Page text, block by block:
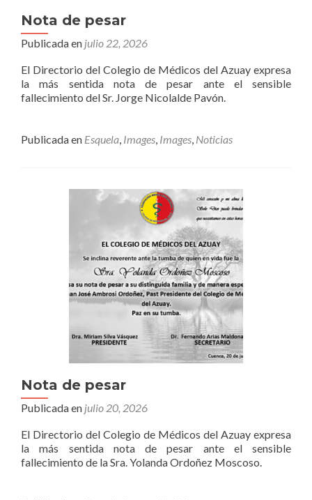
Nota de pesar
Publicada en julio 22, 2026
El Directorio del Colegio de Médicos del Azuay expresa
la más sentida nota de pesar ante el sensible
fallecimiento del Sr. Jorge Nicolalde Pavón.
Publicada en Esquela, Images, Images, Noticias
Nota de pesar
Publicada en julio 20, 2026
El Directorio del Colegio de Médicos del Azuay expresa
la más sentida nota de pesar ante el sensible
fallecimiento de la Sra. Yolanda Ordoñez Moscoso.